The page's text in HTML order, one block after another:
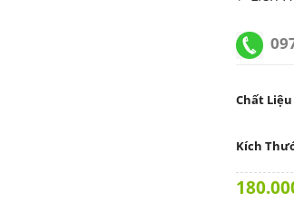
Chất Liệu
Kích